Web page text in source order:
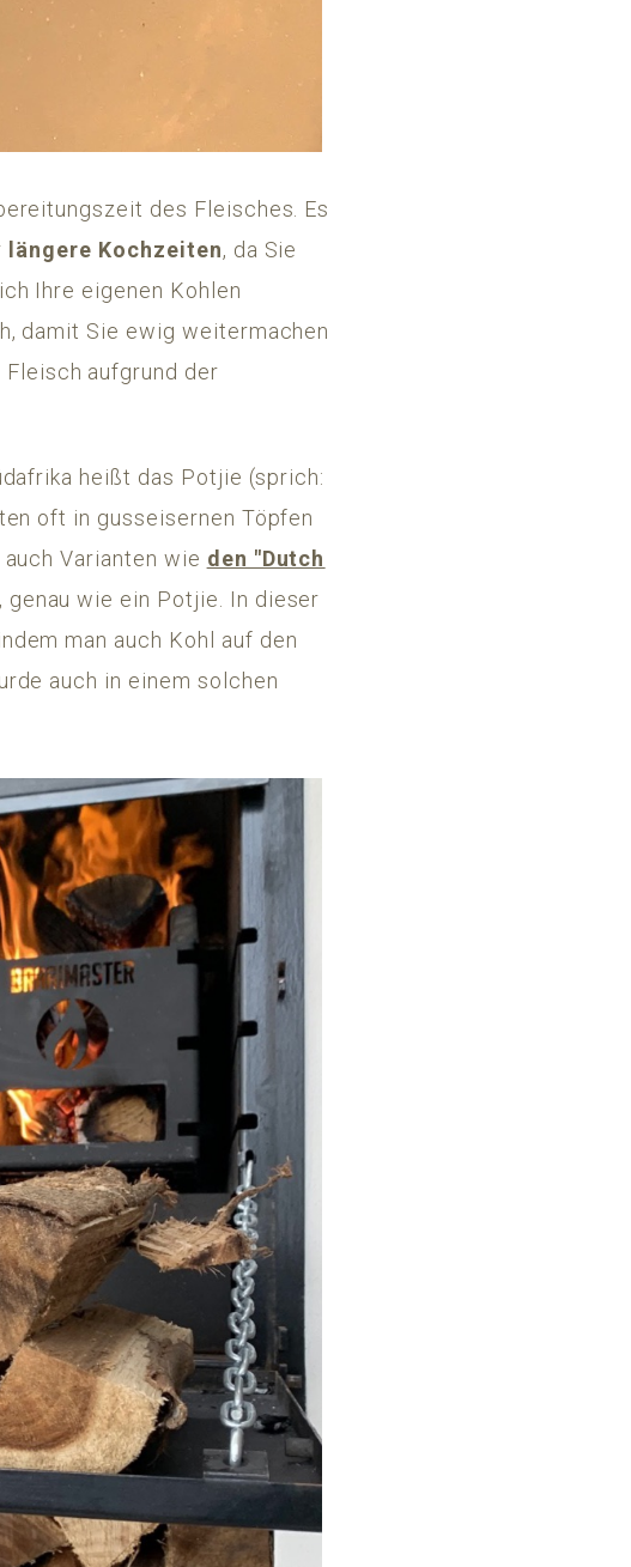
des Fleisches. Es
längere Kochzeiten, da Sie
Ihre eigenen Kohlen
damit Sie ewig weitermachen
Fleisch aufgrund der
heißt das Potjie (sprich:
oft in gusseisernen Töpfen
Varianten wie den "Dutch
genau wie ein Potjie. In dieser
man auch Kohl auf den
auch in einem solchen